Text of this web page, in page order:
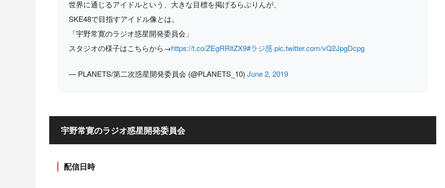
世界に通じるアイドルという、大きな目標を掲げるらぶりんが、
SKE48で目指すアイドル像とは。
「宇野常寛のラジオ惑星開発委員会」
スタジオの様子はこちらから→https://t.co/ZEgRRltZX9#ラジ惑pic.twitter.com/vQ2JpgDcpg
— PLANETS/第二次惑星開発委員会 (@PLANETS_10) June 2, 2019
宇野常寛のラジオ惑星開発委員会
配信日時